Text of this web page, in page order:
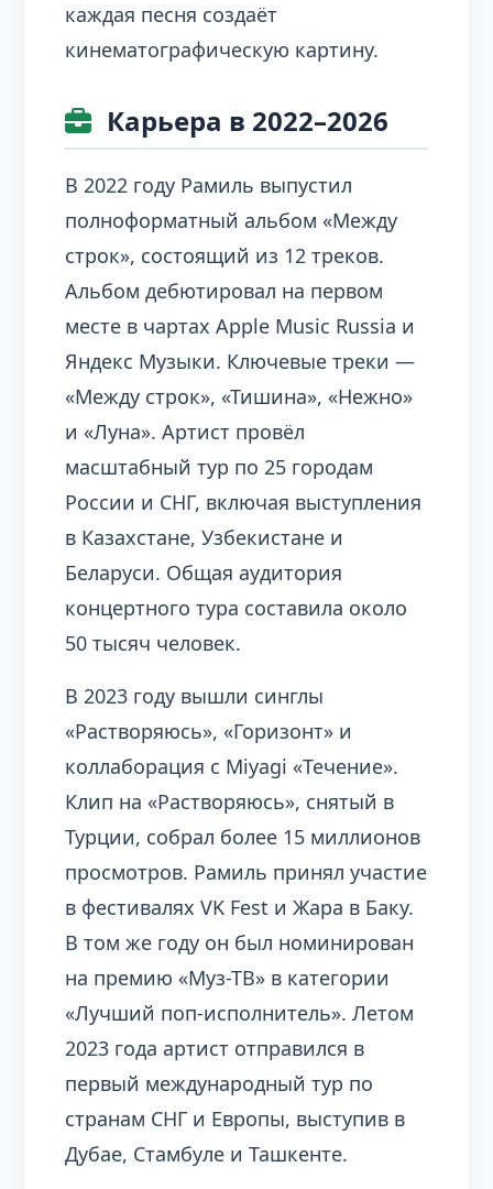
каждая песня создаёт
кинематографическую картину.
Карьера в 2022–2026
В 2022 году Рамиль выпустил
полноформатный альбом «Между
строк», состоящий из 12 треков.
Альбом дебютировал на первом
месте в чартах Apple Music Russia и
Яндекс Музыки. Ключевые треки —
«Между строк», «Тишина», «Нежно»
и «Луна». Артист провёл
масштабный тур по 25 городам
России и СНГ, включая выступления
в Казахстане, Узбекистане и
Беларуси. Общая аудитория
концертного тура составила около
50 тысяч человек.
В 2023 году вышли синглы
«Растворяюсь», «Горизонт» и
коллаборация с Miyagi «Течение».
Клип на «Растворяюсь», снятый в
Турции, собрал более 15 миллионов
просмотров. Рамиль принял участие
в фестивалях VK Fest и Жара в Баку.
В том же году он был номинирован
на премию «Муз-ТВ» в категории
«Лучший поп-исполнитель». Летом
2023 года артист отправился в
первый международный тур по
странам СНГ и Европы, выступив в
Дубае, Стамбуле и Ташкенте.